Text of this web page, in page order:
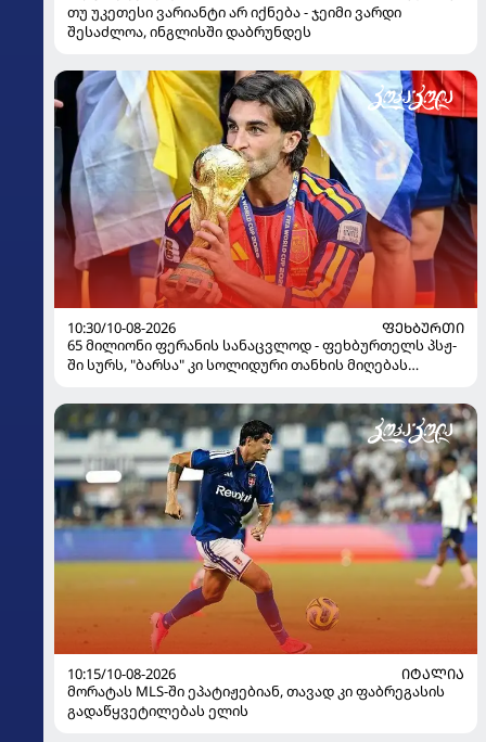
თუ უკეთესი ვარიანტი არ იქნება - ჯეიმი ვარდი
შესაძლოა, ინგლისში დაბრუნდეს
10:30/10-08-2026
ᲤᲔᲮᲑᲣᲠᲗᲘ
65 მილიონი ფერანის სანაცვლოდ - ფეხბურთელს პსჟ-
ში სურს, "ბარსა" კი სოლიდური თანხის მიღებას
10:15/10-08-2026
ᲘᲢᲐᲚᲘᲐ
მორატას MLS-ში ეპატიჟებიან, თავად კი ფაბრეგასის
გადაწყვეტილებას ელის